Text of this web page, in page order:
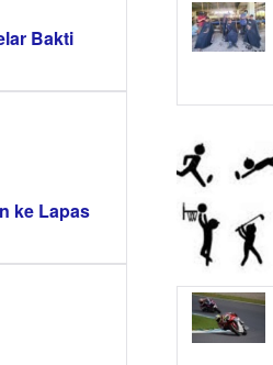
Bakti
ke Lapas